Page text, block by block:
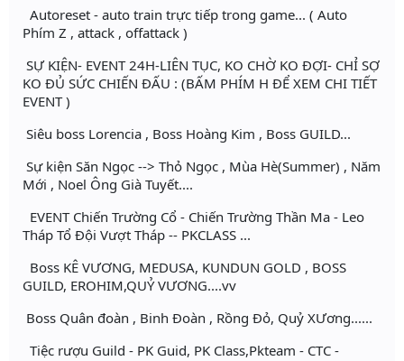
Autoreset - auto train trực tiếp trong game... ( Auto
Phím Z , attack , offattack )
SỰ KIỆN- EVENT 24H-LIÊN TỤC, KO CHỜ KO ĐỢI- CHỈ SỢ
KO ĐỦ SỨC CHIẾN ĐẤU : (BẤM PHÍM H ĐỂ XEM CHI TIẾT
EVENT )
Siêu boss Lorencia , Boss Hoàng Kim , Boss GUILD...
Sự kiện Săn Ngọc --> Thỏ Ngọc , Mùa Hè(Summer) , Năm
Mới , Noel Ông Già Tuyết....
EVENT Chiến Trường Cổ - Chiến Trường Thần Ma - Leo
Tháp Tổ Đội Vượt Tháp -- PKCLASS ...
Boss KÊ VƯƠNG, MEDUSA, KUNDUN GOLD , BOSS
GUILD, EROHIM,QUỶ VƯƠNG....vv
Boss Quân đoàn , Binh Đoàn , Rồng Đỏ, Quỷ XƯơng......
Tiệc rượu Guild - PK Guid, PK Class,Pkteam - CTC -